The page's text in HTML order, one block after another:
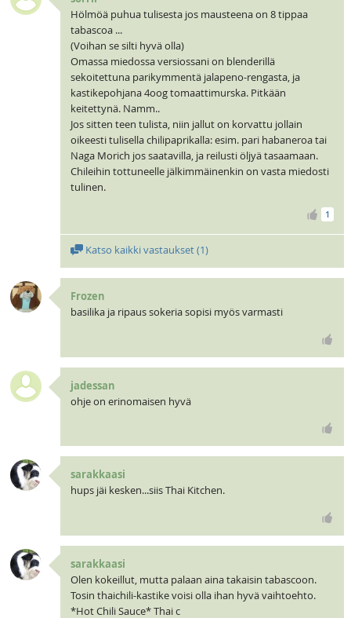
Hölmöä puhua tulisesta jos mausteena on 8 tippaa
tabascoa ...
(Voihan se silti hyvä olla)
Omassa miedossa versiossani on blenderillä
sekoitettuna parikymmentä jalapeno-rengasta, ja
kastikepohjana 4oog tomaattimurska. Pitkään
keitettynä. Namm..
Jos sitten teen tulista, niin jallut on korvattu jollain
oikeesti tulisella chilipaprikalla: esim. pari habaneroa tai
Naga Morich jos saatavilla, ja reilusti öljyä tasaamaan.
Chileihin tottuneelle jälkimmäinenkin on vasta miedosti
tulinen.
1
Katso kaikki vastaukset (1)
Frozen
basilika ja ripaus sokeria sopisi myös varmasti
jadessan
ohje on erinomaisen hyvä
sarakkaasi
hups jäi kesken...siis Thai Kitchen.
sarakkaasi
Olen kokeillut, mutta palaan aina takaisin tabascoon.
Tosin thaichili-kastike voisi olla ihan hyvä vaihtoehto.
*Hot Chili Sauce* Thai c